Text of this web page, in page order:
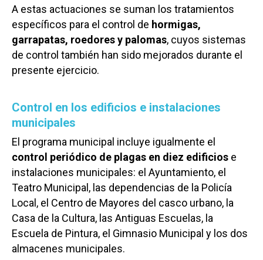
A estas actuaciones se suman los tratamientos
específicos para el control de hormigas,
garrapatas, roedores y palomas, cuyos sistemas
de control también han sido mejorados durante el
presente ejercicio.
Control en los edificios e instalaciones
municipales
El programa municipal incluye igualmente el
control periódico de plagas en diez edificios e
instalaciones municipales: el Ayuntamiento, el
Teatro Municipal, las dependencias de la Policía
Local, el Centro de Mayores del casco urbano, la
Casa de la Cultura, las Antiguas Escuelas, la
Escuela de Pintura, el Gimnasio Municipal y los dos
almacenes municipales.